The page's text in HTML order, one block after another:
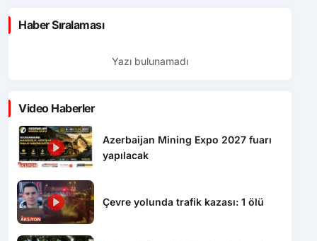
Haber Sıralaması
Yazı bulunamadı
Video Haberler
Azerbaijan Mining Expo 2027 fuarı
yapılacak
Çevre yolunda trafik kazası: 1 ölü